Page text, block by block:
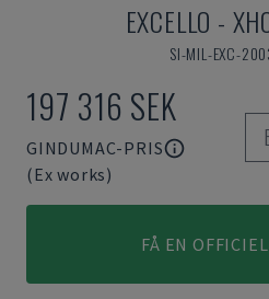
EXCELLO -
SI-MIL-EXC-
197 316 SEK
GINDUMAC-PRIS
(Ex works)
FÅ EN